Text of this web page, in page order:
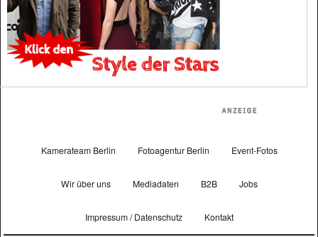
Kamerateam Berlin Fotoagentur Berlin Event-Fotos
Wir über uns Mediadaten B2B Jobs
Impressum / Datenschutz Kontakt